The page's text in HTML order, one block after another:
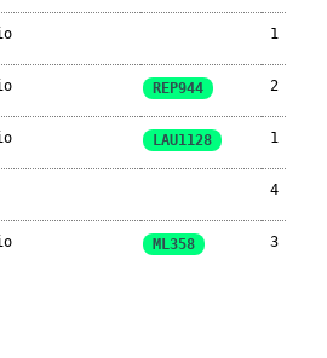
1
REP944 2
LAU1128 1
4
ML358 3